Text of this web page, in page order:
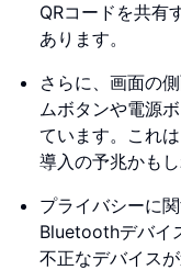
QRコードを共有
あります。
さらに、画面の
ムボタンや電源
ています。これ
導入の予兆かもし
プライバシーに
Bluetoothデバイ
不正なデバイス